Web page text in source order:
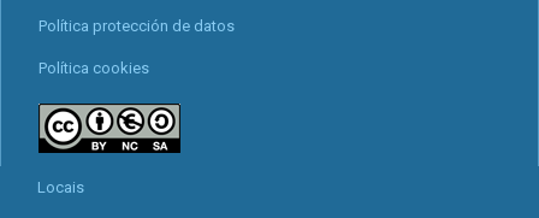
Política protección de datos
Política cookies
Locais